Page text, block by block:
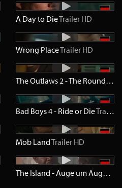
A Day to DieTrailer HD
Wrong PlaceTrailer HD
The Outlaws 2 - The Roundup
Bad Boys 4 - Ride or DieTrailer
Mob LandTrailer HD
The Island - Auge um Auge